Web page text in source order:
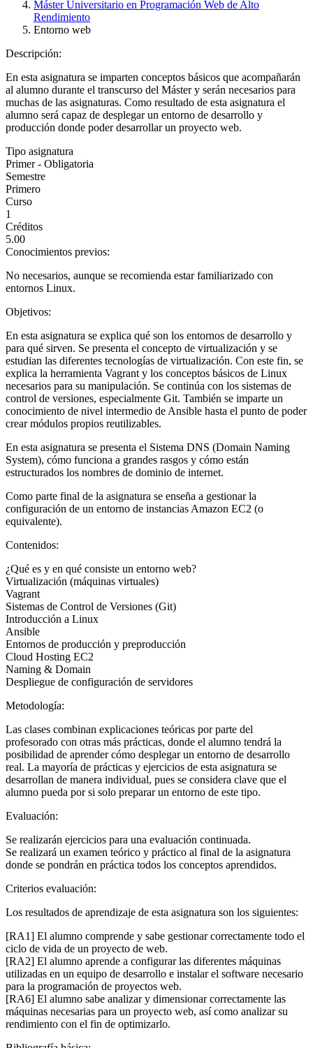
Máster Universitario en Programación Web de Alto
Rendimiento
Entorno web
Descripción:
En esta asignatura se imparten conceptos básicos que acompañarán
al alumno durante el transcurso del Máster y serán necesarios para
muchas de las asignaturas. Como resultado de esta asignatura el
alumno será capaz de desplegar un entorno de desarrollo y
producción donde poder desarrollar un proyecto web.
Tipo asignatura
Primer - Obligatoria
Semestre
Primero
Curso
1
Créditos
5.00
Conocimientos previos:
No necesarios, aunque se recomienda estar familiarizado con
entornos Linux.
Objetivos:
En esta asignatura se explica qué son los entornos de desarrollo y
para qué sirven. Se presenta el concepto de virtualización y se
estudian las diferentes tecnologías de virtualización. Con este fin, se
explica la herramienta Vagrant y los conceptos básicos de Linux
necesarios para su manipulación. Se continúa con los sistemas de
control de versiones, especialmente Git. También se imparte un
conocimiento de nivel intermedio de Ansible hasta el punto de poder
crear módulos propios reutilizables.
En esta asignatura se presenta el Sistema DNS (Domain Naming
System), cómo funciona a grandes rasgos y cómo están
estructurados los nombres de dominio de internet.
Como parte final de la asignatura se enseña a gestionar la
configuración de un entorno de instancias Amazon EC2 (o
equivalente).
Contenidos:
¿Qué es y en qué consiste un entorno web?
Virtualización (máquinas virtuales)
Vagrant
Sistemas de Control de Versiones (Git)
Introducción a Linux
Ansible
Entornos de producción y preproducción
Cloud Hosting EC2
Naming & Domain
Despliegue de configuración de servidores
Metodología:
Las clases combinan explicaciones teóricas por parte del
profesorado con otras más prácticas, donde el alumno tendrá la
posibilidad de aprender cómo desplegar un entorno de desarrollo
real. La mayoría de prácticas y ejercicios de esta asignatura se
desarrollan de manera individual, pues se considera clave que el
alumno pueda por si solo preparar un entorno de este tipo.
Evaluación:
Se realizarán ejercicios para una evaluación continuada.
Se realizará un examen teórico y práctico al final de la asignatura
donde se pondrán en práctica todos los conceptos aprendidos.
Criterios evaluación:
Los resultados de aprendizaje de esta asignatura son los siguientes:
[RA1] El alumno comprende y sabe gestionar correctamente todo el
ciclo de vida de un proyecto de web.
[RA2] El alumno aprende a configurar las diferentes máquinas
utilizadas en un equipo de desarrollo e instalar el software necesario
para la programación de proyectos web.
[RA6] El alumno sabe analizar y dimensionar correctamente las
máquinas necesarias para un proyecto web, así como analizar su
rendimiento con el fin de optimizarlo.